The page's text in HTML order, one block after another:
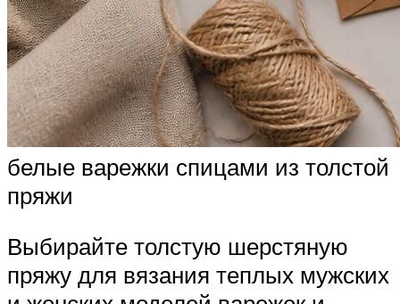
белые варежки спицами из толстой
пряжи
Выбирайте толстую шерстяную
пряжу для вязания теплых мужских